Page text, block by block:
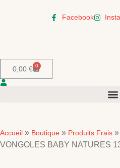
Facebook
0,00 € 0
Accueil » Boutique » Produits Frais »
VONGOLES BABY NATURES